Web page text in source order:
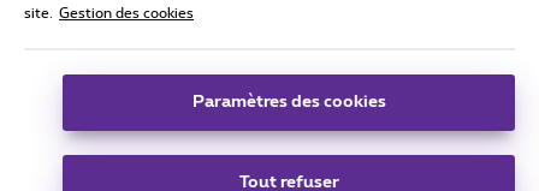
Conditions générales, info consommateur
Coordonnées de l’entreprise
Boulevard du Roi Albert II 27 - B-1030 Bruxelles.
site.
Gestion des cookies
Paramètres des cookies
Tout refuser